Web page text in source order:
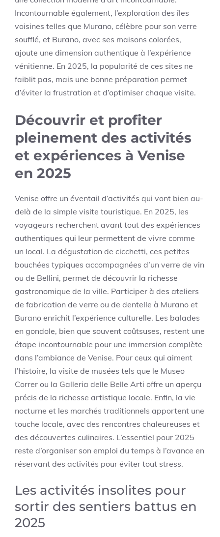
Incontournable également, l’exploration des îles
voisines telles que Murano, célèbre pour son verre
soufflé, et Burano, avec ses maisons colorées,
ajoute une dimension authentique à l’expérience
vénitienne. En 2025, la popularité de ces sites ne
faiblit pas, mais une bonne préparation permet
d’éviter la frustration et d’optimiser chaque visite.
Découvrir et profiter
pleinement des activités
et expériences à Venise
en 2025
Venise offre un éventail d’activités qui vont bien au-
delà de la simple visite touristique. En 2025, les
voyageurs recherchent avant tout des expériences
authentiques qui leur permettent de vivre comme
un local. La dégustation de cicchetti, ces petites
bouchées typiques accompagnées d’un verre de vin
ou de Bellini, permet de découvrir la richesse
gastronomique de la ville. Participer à des ateliers
de fabrication de verre ou de dentelle à Murano et
Burano enrichit l’expérience culturelle. Les balades
en gondole, bien que souvent coûtsuses, restent une
étape incontournable pour une immersion complète
dans l’ambiance de Venise. Pour ceux qui aiment
l’histoire, la visite de musées tels que le Museo
Correr ou la Galleria delle Belle Arti offre un aperçu
précis de la richesse artistique locale. Enfin, la vie
nocturne et les marchés traditionnels apportent une
touche locale, avec des rencontres chaleureuses et
des découvertes culinaires. L’essentiel pour 2025
reste d’organiser son emploi du temps à l’avance en
réservant des activités pour éviter tout stress.
Les activités insolites pour
sortir des sentiers battus en
2025